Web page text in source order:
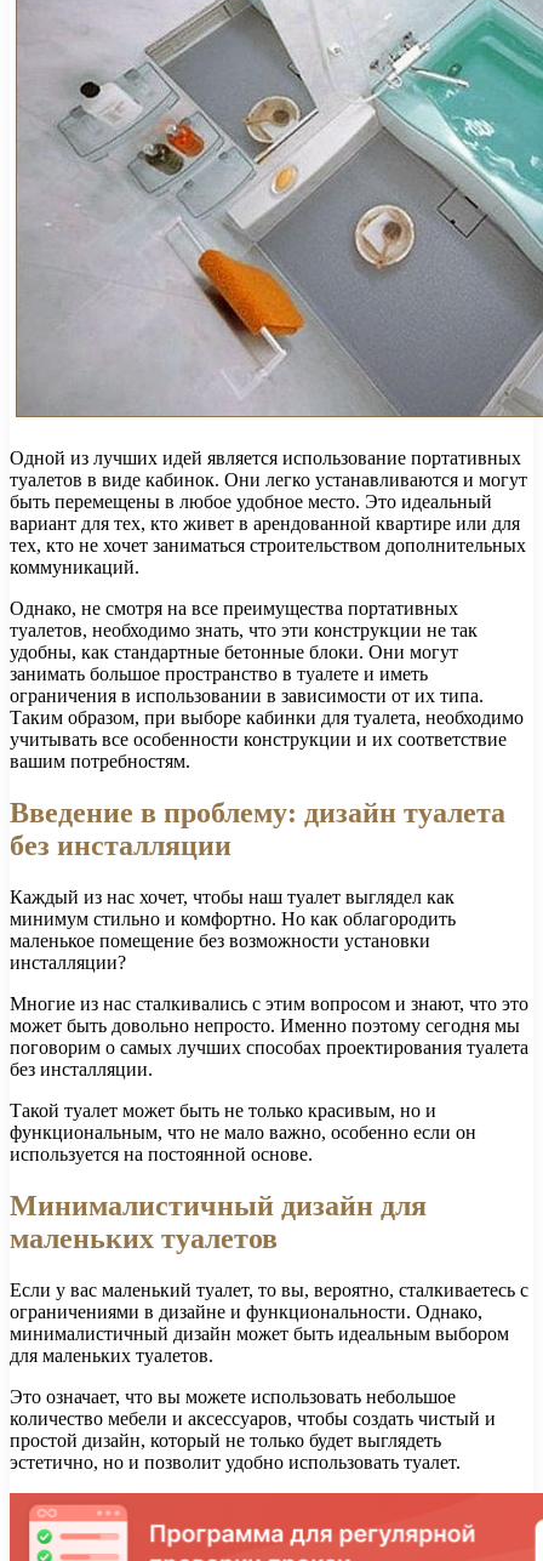
Одной из лучших идей является использование портативных
туалетов в виде кабинок. Они легко устанавливаются и могут
быть перемещены в любое удобное место. Это идеальный
вариант для тех, кто живет в арендованной квартире или для
тех, кто не хочет заниматься строительством дополнительных
коммуникаций.
Однако, не смотря на все преимущества портативных
туалетов, необходимо знать, что эти конструкции не так
удобны, как стандартные бетонные блоки. Они могут
занимать большое пространство в туалете и иметь
ограничения в использовании в зависимости от их типа.
Таким образом, при выборе кабинки для туалета, необходимо
учитывать все особенности конструкции и их соответствие
вашим потребностям.
Введение в проблему: дизайн туалета
без инсталляции
Каждый из нас хочет, чтобы наш туалет выглядел как
минимум стильно и комфортно. Но как облагородить
маленькое помещение без возможности установки
инсталляции?
Многие из нас сталкивались с этим вопросом и знают, что это
может быть довольно непросто. Именно поэтому сегодня мы
поговорим о самых лучших способах проектирования туалета
без инсталляции.
Такой туалет может быть не только красивым, но и
функциональным, что не мало важно, особенно если он
используется на постоянной основе.
Минималистичный дизайн для
маленьких туалетов
Если у вас маленький туалет, то вы, вероятно, сталкиваетесь с
ограничениями в дизайне и функциональности. Однако,
минималистичный дизайн может быть идеальным выбором
для маленьких туалетов.
Это означает, что вы можете использовать небольшое
количество мебели и аксессуаров, чтобы создать чистый и
простой дизайн, который не только будет выглядеть
эстетично, но и позволит удобно использовать туалет.